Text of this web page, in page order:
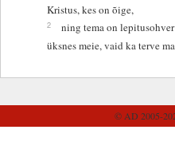
Kristus, kes on õige,
2
ning tema on
üksnes meie, vaid ka terve
© AD 2005-